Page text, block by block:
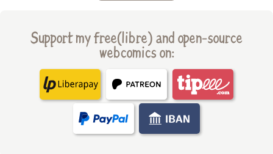
Support my free(libre) and open-source
webcomics on: